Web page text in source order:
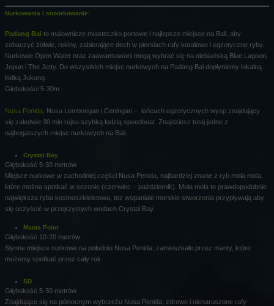
Nurkowania i snoorkowanie:
Padang Bai to malownicze miasteczko portowe i najlepsze miejsce na Bali, aby
zobaczyć żółwie, rekiny, zabierające dech w piersiach rafy koralowe i egzotyczne ryby.
Nurkowie Open Water oraz zaawansowani mogą wybrać się na niebiańską Blue Lagoon,
Jepun i The Jetty. Do wszystkich miejsc nurkowych na Padang Bai dopłyniemy lokalną
łódką Jukung.
Głebokości 5-30m
Nusa Penida,
Nusa Lembongan i Ceningan – łańcuch egzotycznych wysp znajdujący
się zaledwie 30 min rejsu szybką łodzią speedboat. Znajdziesz tutaj jedne z
najbogatszych miejsc nurkowych na Bali.
Crystal Bay
Głębokość 5-30 metrów
Miejsce nurkowe w zachodniej części Nusa Penida, najbardziej znane z ryb mola mola,
które można spotkać w sezonie (czerwiec – październik). Mola mola to prawdopodobnie
największa ryba kostnoszkieletowa, tez wspaniale morskie stworzenia przypływają aby
się oczyścić w przejrzystych wodach Crystal Bay.
Manta Point
Głębokość 10-20 metrów
Słynne miejsce nurkowe na południu Nusa Penida, zamieszkałe przez manty, które
możemy spotkać przez cały rok.
SD
Głębokość 5-30 metrów
Znajdujące się na północnym wybrzeżu Nusa Penida, zdrowe i nienaruszone rafy